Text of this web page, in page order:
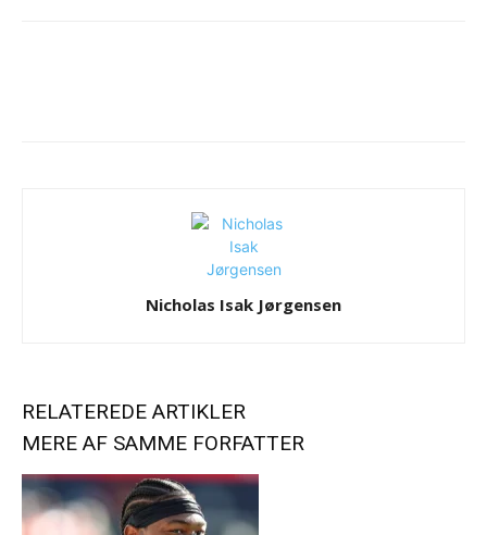
Nicholas Isak Jørgensen
RELATEREDE ARTIKLER
MERE AF SAMME FORFATTER